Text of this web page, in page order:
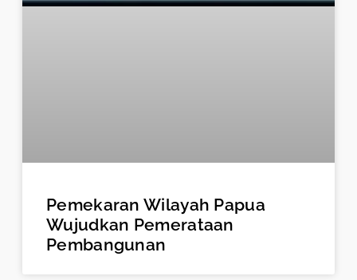
Pemekaran Wilayah Papua
Wujudkan Pemerataan
Pembangunan